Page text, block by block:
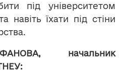
під університетом
навіть їхати під стіни
начальник